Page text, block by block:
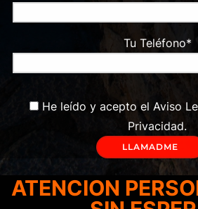
Tu Teléfono*
He leído y acepto el Aviso
Privacidad.
ATENCION